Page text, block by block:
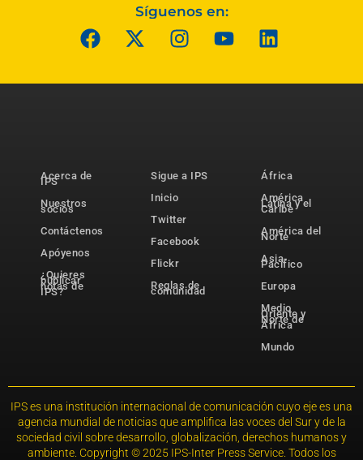
Síguenos en:
Acerca de
IPS
Nuestros
socios
Contáctenos
Apóyenos
¿Quieres
publicar
notas de
IPS?
Sigue a IPS
Inicio
Twitter
Facebook
Flickr
Reglas de
comunidad
África
América
Latina y el
Caribe
América del
Norte
Asia-
Pacífico
Europa
Medio
Oriente y
Norte de
África
Mundo
IPS es una institución internacional de comunicación cuyo eje es una
agencia mundial de noticias que amplifica las voces del Sur y de la
sociedad civil sobre desarrollo, globalización, derechos humanos y
ambiente. Copyright © 2025 IPS-Inter Press Service. Todos los